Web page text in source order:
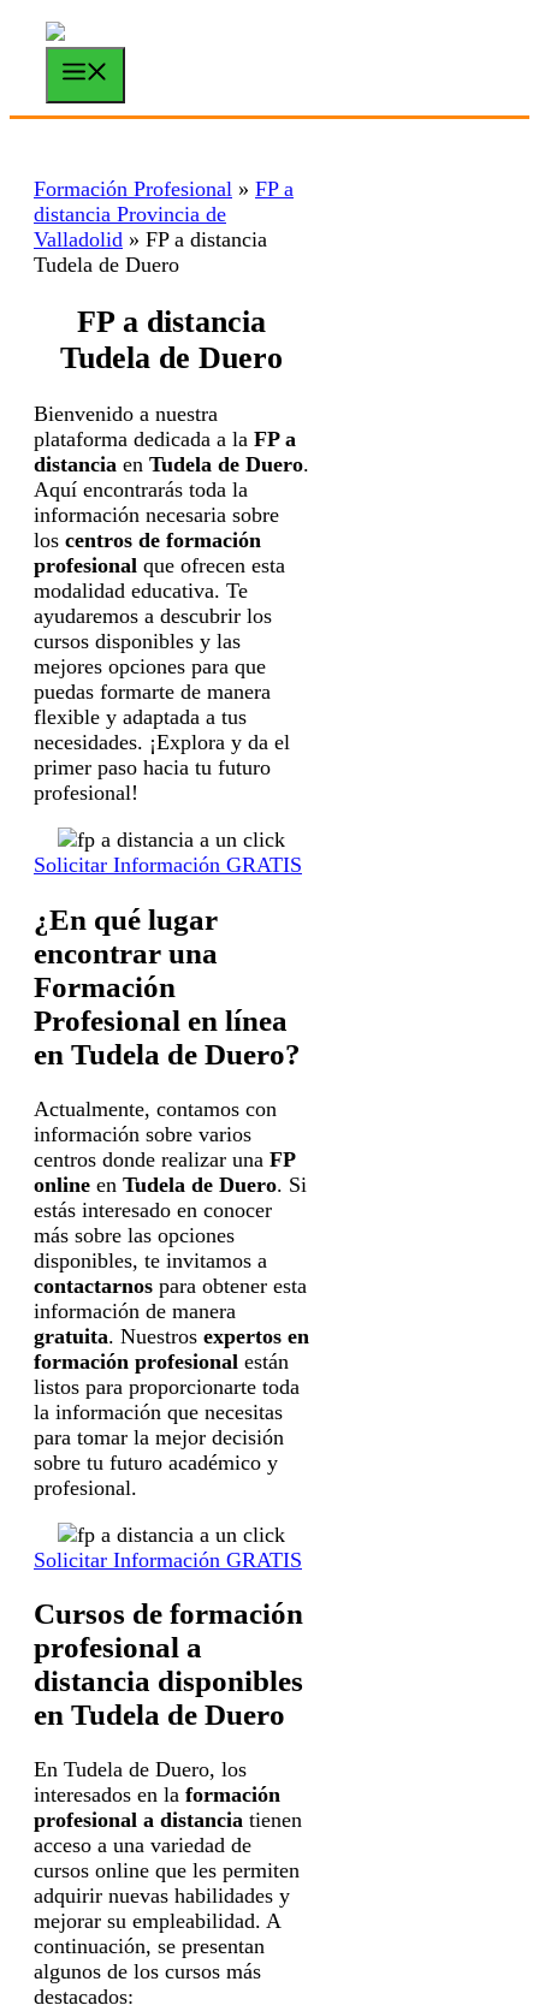
Saltar
contenido
Formación Profesional » FP a
distancia Provincia de
Valladolid » FP a distancia
Tudela de Duero
FP a distancia
Tudela de Duero
Bienvenido a nuestra
plataforma dedicada a la FP a
distancia en Tudela de Duero.
Aquí encontrarás toda la
información necesaria sobre
los centros de formación
profesional que ofrecen esta
modalidad educativa. Te
ayudaremos a descubrir los
cursos disponibles y las
mejores opciones para que
puedas formarte de manera
flexible y adaptada a tus
necesidades. ¡Explora y da el
primer paso hacia tu futuro
profesional!
Solicitar Información GRATIS
¿En qué lugar
encontrar una
Formación
Profesional en línea
en Tudela de Duero?
Actualmente, contamos con
información sobre varios
centros donde realizar una FP
online en Tudela de Duero. Si
estás interesado en conocer
más sobre las opciones
disponibles, te invitamos a
contactarnos para obtener esta
información de manera
gratuita. Nuestros expertos en
formación profesional están
listos para proporcionarte toda
la información que necesitas
para tomar la mejor decisión
sobre tu futuro académico y
profesional.
Solicitar Información GRATIS
Cursos de formación
profesional a
distancia disponibles
en Tudela de Duero
En Tudela de Duero, los
interesados en la formación
profesional a distancia tienen
acceso a una variedad de
cursos online que les permiten
adquirir nuevas habilidades y
mejorar su empleabilidad. A
continuación, se presentan
algunos de los cursos más
destacados: